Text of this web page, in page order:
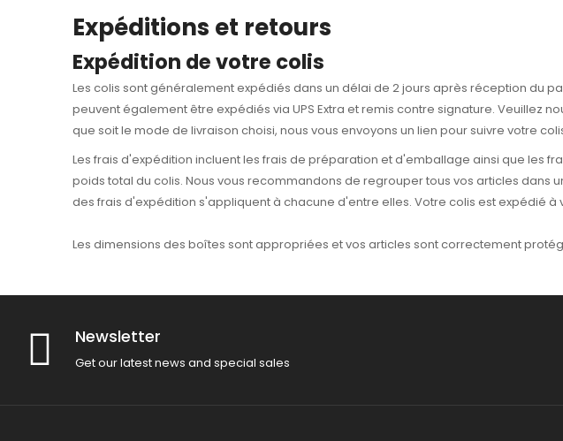
Expéditions et retours
Expédition de votre colis
Les colis sont généralement expédiés dans un délai de 2 jours après réception du
peuvent également être expédiés via UPS Extra et remis contre signature. Veuillez
que soit le mode de livraison choisi, nous vous envoyons un lien pour suivre votre
Les frais d'expédition incluent les frais de préparation et d'emballage ainsi que les
poids total du colis. Nous vous recommandons de regrouper tous vos articles
des frais d'expédition s'appliquent à chacune d'entre elles. Votre colis est expédié
Les dimensions des boîtes sont appropriées et vos articles sont correctement
Newsletter
Get our latest news and special sales